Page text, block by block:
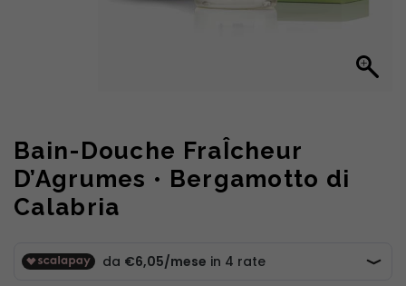
Bain-Douche FraÎcheur
D’Agrumes • Bergamotto di
Calabria